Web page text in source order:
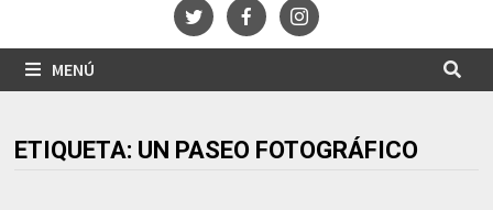
MENÚ
ETIQUETA: UN PASEO FOTOGRÁFICO